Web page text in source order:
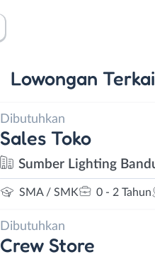
Lowongan
Dibutuhkan
Sales Toko
Sumber Lighting
SMA / SMK 0 - 2 Tahun
Dibutuhkan
Crew Store